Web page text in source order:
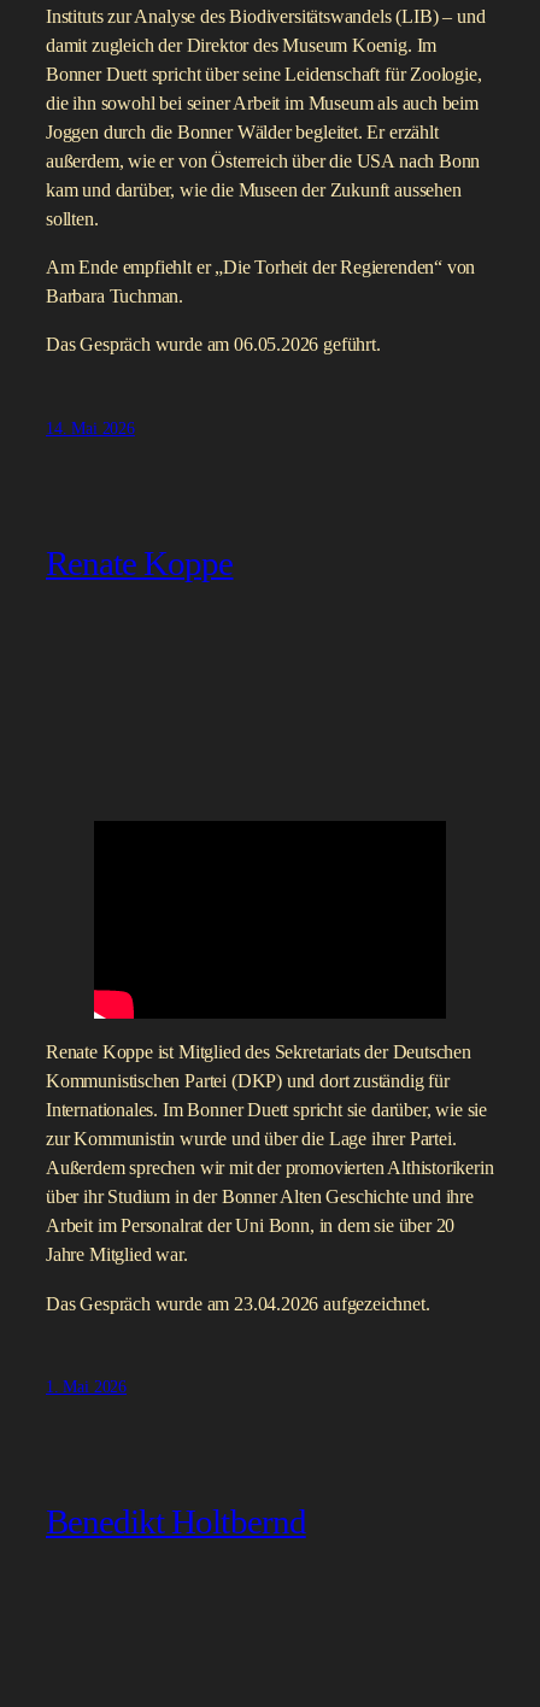
Instituts zur Analyse des Biodiversitätswandels (LIB) – und
damit zugleich der Direktor des Museum Koenig. Im
Bonner Duett spricht über seine Leidenschaft für Zoologie,
die ihn sowohl bei seiner Arbeit im Museum als auch beim
Joggen durch die Bonner Wälder begleitet. Er erzählt
außerdem, wie er von Österreich über die USA nach Bonn
kam und darüber, wie die Museen der Zukunft aussehen
sollten.
Am Ende empfiehlt er „Die Torheit der Regierenden“ von
Barbara Tuchman.
Das Gespräch wurde am 06.05.2026 geführt.
14. Mai 2026
Renate Koppe
Renate Koppe ist Mitglied des Sekretariats der Deutschen
Kommunistischen Partei (DKP) und dort zuständig für
Internationales. Im Bonner Duett spricht sie darüber, wie sie
zur Kommunistin wurde und über die Lage ihrer Partei.
Außerdem sprechen wir mit der promovierten Althistorikerin
über ihr Studium in der Bonner Alten Geschichte und ihre
Arbeit im Personalrat der Uni Bonn, in dem sie über 20
Jahre Mitglied war.
Das Gespräch wurde am 23.04.2026 aufgezeichnet.
1. Mai 2026
Benedikt Holtbernd